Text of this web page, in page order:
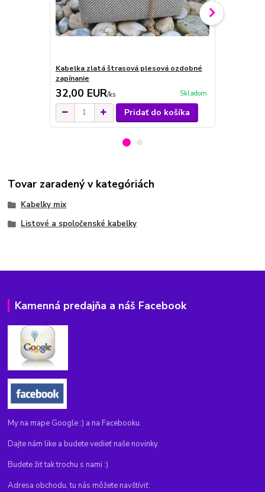
Kabelka zlatá štrasová plesová ozdobné
zapínanie
32,00 EUR/ks Skladom
Pridať do košíka
Tovar zaradený v kategóriách
Kabelky mix
Listové a spoločenské kabelky
Kamenná predajňa a náš Facebook
My na mape Google :) a na Facebooku.
Dajte nám like a budete vedieť naše novinky.
Budete žiť tak trochu s nami :)
Adresa obchodu, tu nás môžete navštíviť: